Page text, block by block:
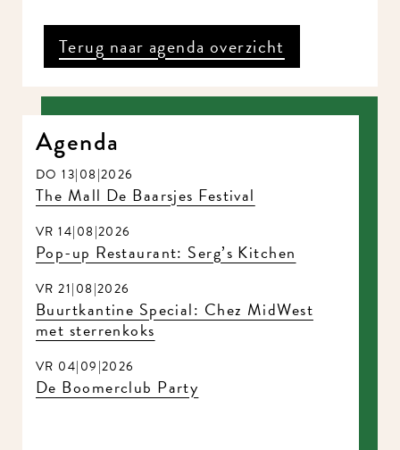
Terug naar agenda overzicht
Agenda
DO 13|08|2026
The Mall De Baarsjes Festival
VR 14|08|2026
Pop-up Restaurant: Serg’s Kitchen
VR 21|08|2026
Buurtkantine Special: Chez MidWest
met sterrenkoks
VR 04|09|2026
De Boomerclub Party